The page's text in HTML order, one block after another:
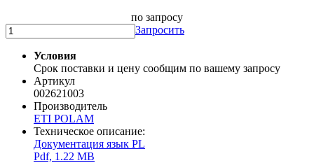
по запросу
Запросить
Условия
Срок поставки и цену сообщим по вашему запросу
Артикул
002621003
Производитель
ETI POLAM
Техническое описание:
Документация язык PL
Pdf, 1.22 MB